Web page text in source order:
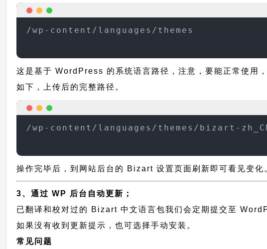
/wp-content/languages/themes
这是基于 WordPress 的系统语言路径，注意，要能正常使用
如下，上传后的完整路径。
/wp-content/languages/themes/bizart-
操作完毕后，到网站后台的 Bizart 设置页面刷新即可看见变化
3、通过 WP 后台自动更新；
已翻译和校对过的 Bizart 中文语言包我们会定期提交至
如果没有收到更新提示，也可选择手动安装。
常见问题